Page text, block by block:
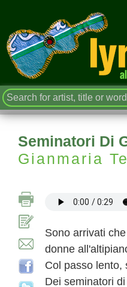
Seminatori Di
Gianmaria
Sono arrivati
donne
Col passo lento,
Dei seminatori